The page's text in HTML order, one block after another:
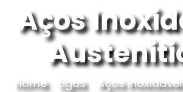
Aços
Home/ Ligas/ Aços